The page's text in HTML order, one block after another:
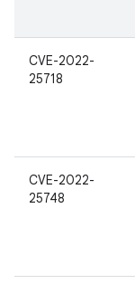
CVE-2022-
25718
CVE-2022-
25748